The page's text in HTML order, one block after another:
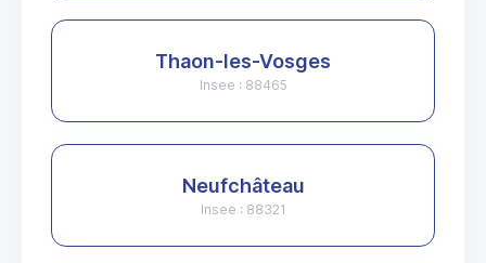
Thaon-les-Vosges
Insee : 88465
Neufchâteau
Insee : 88321